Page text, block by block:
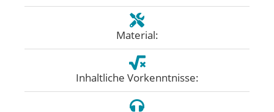
Material:
Inhaltliche Vorkenntnisse: